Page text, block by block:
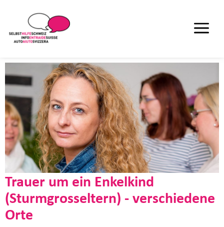
Trauer um ein Enkelkind
(Sturmgrosseltern) - verschiedene
Orte